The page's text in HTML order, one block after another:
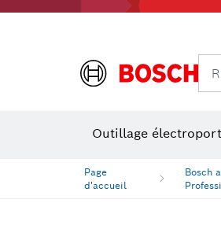
Outillage
Page
d'accueil
Bosch